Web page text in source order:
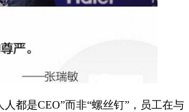
都是CEO”而非“螺丝钉”，员工在与